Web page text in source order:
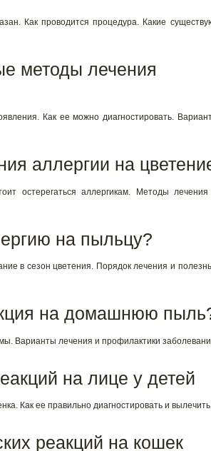
Как проводится процедура. Какие
методы лечения
Как ее можно диагностировать.
аллергии на
остерегаться аллергикам. Методы
на пыльцу?
в сезон цветения. Порядок лечения и
на домашнюю
Варианты лечения и профилактики
на лице у детей
Как ее правильно диагностировать и
реакций на кошек